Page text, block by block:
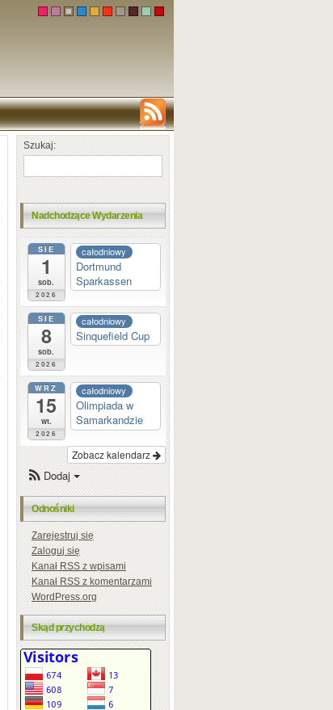
Szukaj:
Nadchodzące Wydarzenia
SIE
1
sob.
2026
całodniowy
Dortmund
Sparkassen
SIE
8
sob.
2026
całodniowy
Sinquefield Cup
WRZ
15
wt.
2026
całodniowy
Olimpiada w
Samarkandzie
Zobacz kalendarz
Dodaj
Odnośniki
Zarejestruj się
Zaloguj się
KanałRSSz wpisami
KanałRSSz komentarzami
WordPress.org
Skąd przychodzą